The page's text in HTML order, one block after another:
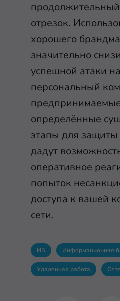
отрезок.
хорошего
значительно
успешной атаки
персональный
предпринимаемые
определённые
этапы для защиты
дадут
оперативное
попыток
доступа к вашей
сети.
ИБ Информационная
Удаленная работа